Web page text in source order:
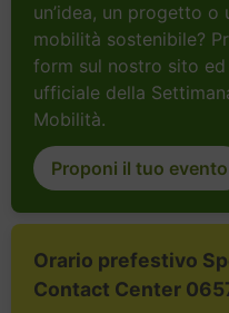
un’idea, un progetto
mobilità sostenibile?
form sul nostro sito
ufficiale della
Mobilità.
Proponi il tuo evento
Orario prefestivo
Contact Center